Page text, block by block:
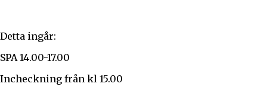
Detta ingår:
SPA 14.00-17.00
Incheckning från kl 15.00